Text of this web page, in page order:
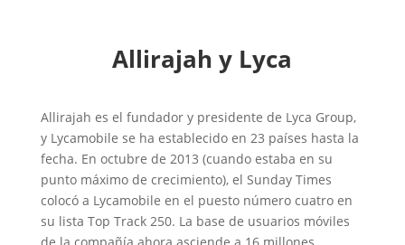
Allirajah y Lyca
Allirajah es el fundador y presidente de Lyca Group,
y Lycamobile se ha establecido en 23 países hasta la
fecha. En octubre de 2013 (cuando estaba en su
punto máximo de crecimiento), el Sunday Times
colocó a Lycamobile en el puesto número cuatro en
su lista Top Track 250. La base de usuarios móviles